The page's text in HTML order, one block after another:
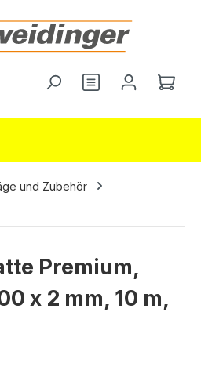
und Zubehör
Premium,
x 2 mm, 10 m,